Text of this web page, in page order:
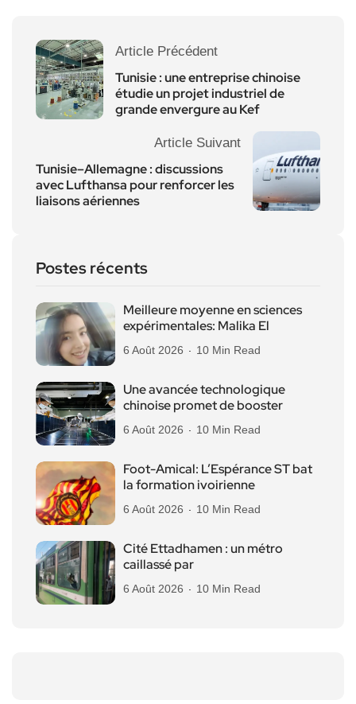
Article Précédent
Tunisie : une entreprise chinoise
étudie un projet industriel de
grande envergure au Kef
Article Suivant
Tunisie–Allemagne : discussions
avec Lufthansa pour renforcer les
liaisons aériennes
Postes récents
Meilleure moyenne en sciences
expérimentales: Malika El
6 Août 2026 10 Min Read
Une avancée technologique
chinoise promet de booster
6 Août 2026 10 Min Read
Foot-Amical: L’Espérance ST bat
la formation ivoirienne
6 Août 2026 10 Min Read
Cité Ettadhamen : un métro
caillassé par
6 Août 2026 10 Min Read